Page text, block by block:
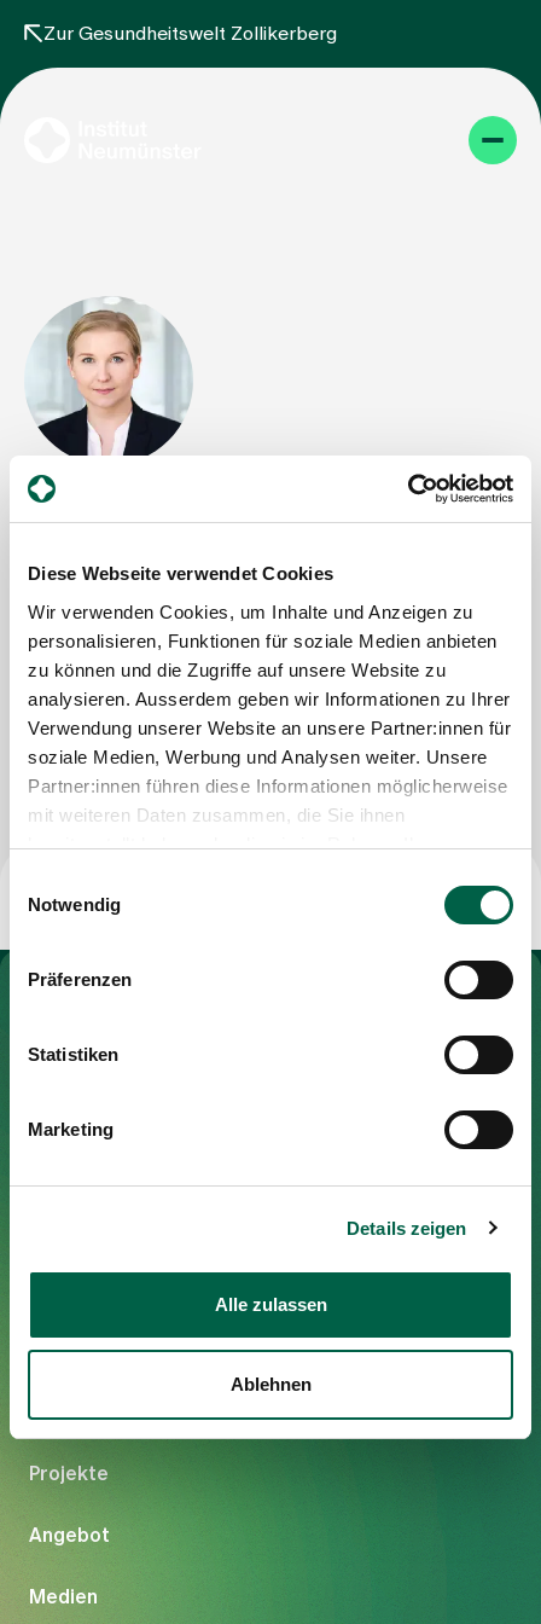
Diese Webseite verwendet Cookies
Wir verwenden Cookies, um Inhalte und Anzeigen zu
personalisieren, Funktionen für soziale Medien anbieten
zu können und die Zugriffe auf unsere Website zu
analysieren. Ausserdem geben wir Informationen zu Ihrer
Verwendung unserer Website an unsere Partner:innen für
soziale Medien, Werbung und Analysen weiter. Unsere
Partner:innen führen diese Informationen möglicherweise
mit weiteren Daten zusammen, die Sie ihnen
bereitgestellt haben oder die sie im Rahmen Ihrer
Notwendig
Präferenzen
Statistiken
Marketing
Details zeigen
Alle zulassen
Ablehnen
Zur Gesundheitswelt Zollikerberg
Themen
Projekte
Angebot
Veranstaltungen
Medien
Über uns
Veranstaltungen
Dr. Ines Ehrnstorfer
Tel
044 397 38 33
Mail
ines.ehrnstorfer@institut-neumuenster.ch
Nachricht schreiben
Zur Gesundheitswelt Zollikerberg
Themen
Projekte
Angebot
Medien